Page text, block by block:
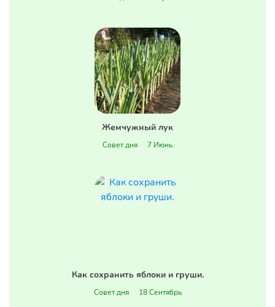
Жемчужный лук
Совет дня 7 Июнь
Как сохранить яблоки и груши.
Совет дня 18 Сентябрь